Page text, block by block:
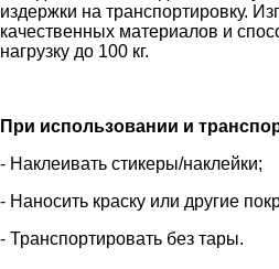
издержки на транспортировку.
качественных материалов и
нагрузку до 100 кг.
При использовании и
- Наклеивать стикеры/наклейки;
- Наносить краску или другие
- Транспортировать без тары.